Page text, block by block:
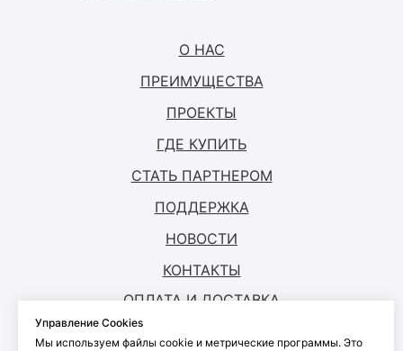
О НАС
ПРЕИМУЩЕСТВА
ПРОЕКТЫ
ГДЕ КУПИТЬ
СТАТЬ ПАРТНЕРОМ
ПОДДЕРЖКА
НОВОСТИ
КОНТАКТЫ
ОПЛАТА И ДОСТАВКА
Управление Cookies
Мы используем файлы cookie и метрические программы. Это